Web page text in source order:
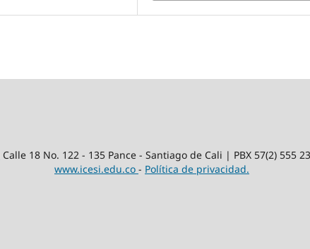
Calle 18 No. 122 - 135 Pance - Santiago de Cali | PBX 57(2) 555
www.icesi.edu.co - Política de privacidad.